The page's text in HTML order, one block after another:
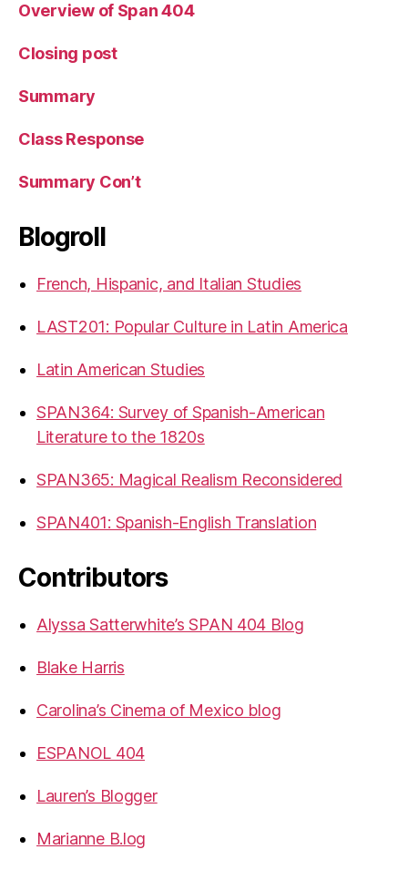
Overview of Span 404
Closing post
Summary
Class Response
Summary Con’t
Blogroll
French, Hispanic, and Italian Studies
LAST201: Popular Culture in Latin America
Latin American Studies
SPAN364: Survey of Spanish-American
Literature to the 1820s
SPAN365: Magical Realism Reconsidered
SPAN401: Spanish-English Translation
Contributors
Alyssa Satterwhite’s SPAN 404 Blog
Blake Harris
Carolina’s Cinema of Mexico blog
ESPANOL 404
Lauren’s Blogger
Marianne B.log